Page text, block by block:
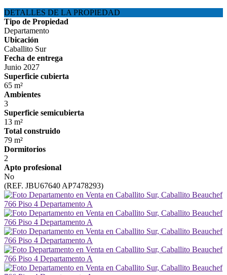
DETALLES DE LA PROPIEDAD
Tipo de Propiedad
Departamento
Ubicación
Caballito Sur
Fecha de entrega
Junio 2027
Superficie cubierta
65 m²
Ambientes
3
Superficie semicubierta
13 m²
Total construido
79 m²
Dormitorios
2
Apto profesional
No
(REF. JBU67640 AP7478293)